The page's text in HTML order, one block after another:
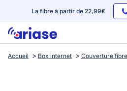
La fibre à partir de 22,99€
Box internet
Accueil Box internet Couverture fibre